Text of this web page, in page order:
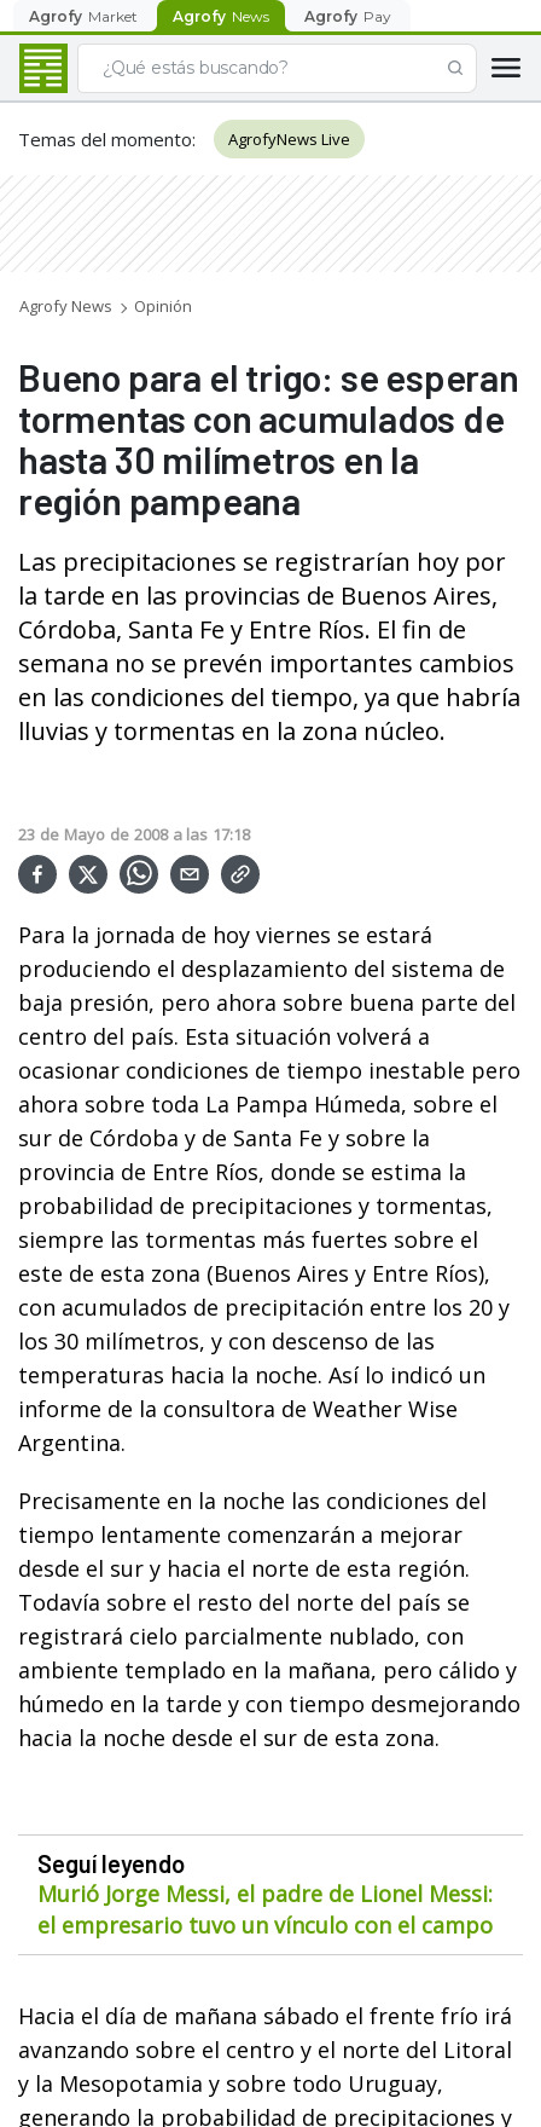
Agrofy Market Agrofy News Agrofy Pay
Temas del momento: AgrofyNews Live
Agrofy News Opinión
Bueno para el trigo: se esperan
tormentas con acumulados de
hasta 30 milímetros en la
región pampeana
Las precipitaciones se registrarían hoy por
la tarde en las provincias de Buenos Aires,
Córdoba, Santa Fe y Entre Ríos. El fin de
semana no se prevén importantes cambios
en las condiciones del tiempo, ya que habría
lluvias y tormentas en la zona núcleo.
23 de Mayo de 2008 a las 17:18
Para la jornada de hoy viernes se estará
produciendo el desplazamiento del sistema de
baja presión, pero ahora sobre buena parte del
centro del país. Esta situación volverá a
ocasionar condiciones de tiempo inestable pero
ahora sobre toda La Pampa Húmeda, sobre el
sur de Córdoba y de Santa Fe y sobre la
provincia de Entre Ríos, donde se estima la
probabilidad de precipitaciones y tormentas,
siempre las tormentas más fuertes sobre el
este de esta zona (Buenos Aires y Entre Ríos),
con acumulados de precipitación entre los 20 y
los 30 milímetros, y con descenso de las
temperaturas hacia la noche. Así lo indicó un
informe de la consultora de Weather Wise
Argentina.
Precisamente en la noche las condiciones del
tiempo lentamente comenzarán a mejorar
desde el sur y hacia el norte de esta región.
Todavía sobre el resto del norte del país se
registrará cielo parcialmente nublado, con
ambiente templado en la mañana, pero cálido y
húmedo en la tarde y con tiempo desmejorando
hacia la noche desde el sur de esta zona.
Seguí leyendo
Murió Jorge Messi, el padre de Lionel Messi:
el empresario tuvo un vínculo con el campo
Hacia el día de mañana sábado el frente frío irá
avanzando sobre el centro y el norte del Litoral
y la Mesopotamia y sobre todo Uruguay,
generando la probabilidad de precipitaciones y